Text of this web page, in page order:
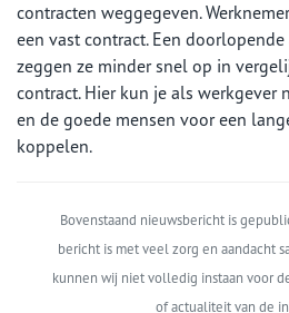
contracten weggegeven.
een vast contract. Een
zeggen ze minder snel op in
contract. Hier kun je als
en de goede mensen voor een
koppelen.
Bovenstaand nieuwsbericht is
bericht is met veel zorg en aandacht
kunnen wij niet volledig instaan voor
of actualiteit van de